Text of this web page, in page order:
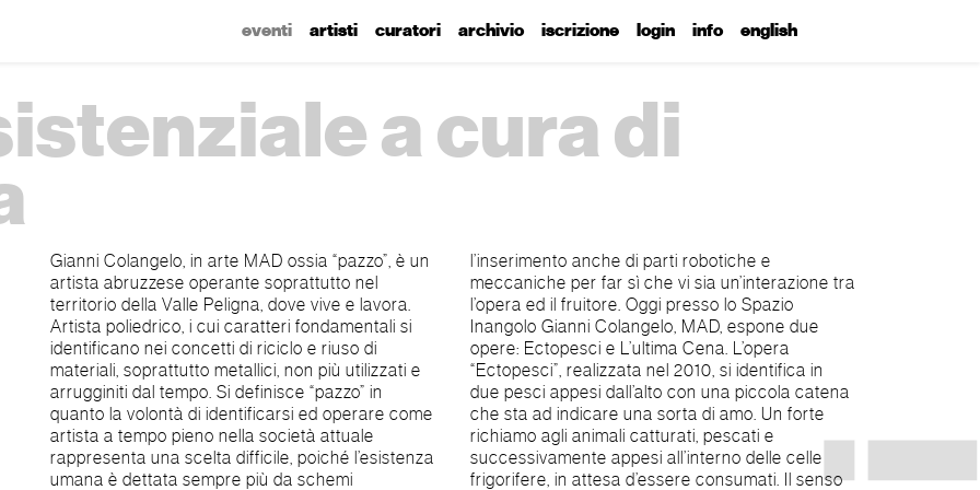
eventi artisti curatori archivio iscrizione login info english
a cura di
Gianni Colangelo, in arte MAD ossia “pazzo”, è un
artista abruzzese operante soprattutto nel
territorio della Valle Peligna, dove vive e lavora.
Artista poliedrico, i cui caratteri fondamentali si
identificano nei concetti di riciclo e riuso di
materiali, soprattutto metallici, non più utilizzati e
arrugginiti dal tempo. Si definisce “pazzo” in
quanto la volontà di identificarsi ed operare come
artista a tempo pieno nella società attuale
rappresenta una scelta difficile, poiché l’esistenza
umana è dettata sempre più da schemi
l’inserimento anche di parti robotiche e
meccaniche per far sì che vi sia un’interazione tra
l’opera ed il fruitore. Oggi presso lo Spazio
Inangolo Gianni Colangelo, MAD, espone due
opere: Ectopesci e L’ultima Cena. L’opera
“Ectopesci”, realizzata nel 2010, si identifica in
due pesci appesi dall’alto con una piccola catena
che sta ad indicare una sorta di amo. Un forte
richiamo agli animali catturati, pescati e
successivamente appesi all’interno delle celle
frigorifere, in attesa d’essere consumati. Il senso